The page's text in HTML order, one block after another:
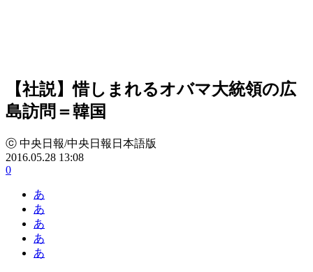
【社説】惜しまれるオバマ大統領の広
島訪問＝韓国
ⓒ 中央日報/中央日報日本語版
2016.05.28 13:08
0
あ
あ
あ
あ
あ